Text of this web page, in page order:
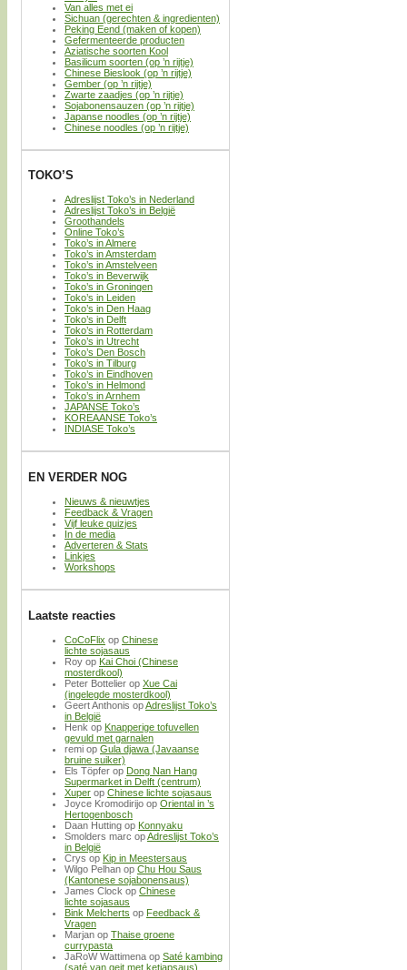
Van alles met ei
Sichuan (gerechten & ingredienten)
Peking Eend (maken of kopen)
Gefermenteerde producten
Aziatische soorten Kool
Basilicum soorten (op ’n rijtje)
Chinese Bieslook (op ’n rijtje)
Gember (op ’n rijtje)
Zwarte zaadjes (op ’n rijtje)
Sojabonensauzen (op ’n rijtje)
Japanse noodles (op ’n rijtje)
Chinese noodles (op ’n rijtje)
TOKO’S
Adreslijst Toko’s in Nederland
Adreslijst Toko’s in België
Groothandels
Online Toko’s
Toko’s in Almere
Toko’s in Amsterdam
Toko’s in Amstelveen
Toko’s in Beverwijk
Toko’s in Groningen
Toko’s in Leiden
Toko’s in Den Haag
Toko’s in Delft
Toko’s in Rotterdam
Toko’s in Utrecht
Toko’s Den Bosch
Toko’s in Tilburg
Toko’s in Eindhoven
Toko’s in Helmond
Toko’s in Arnhem
JAPANSE Toko’s
KOREAANSE Toko’s
INDIASE Toko’s
EN VERDER NOG
Nieuws & nieuwtjes
Feedback & Vragen
Vijf leuke quizjes
In de media
Adverteren & Stats
Linkjes
Workshops
Laatste reacties
CoCoFlix op Chinese
lichte sojasaus
Roy op Kai Choi (Chinese
mosterdkool)
Peter Bottelier op Xue Cai
(ingelegde mosterdkool)
Geert Anthonis opAdreslijst Toko’s
in België
Henk op Knapperige tofuvellen
gevuld met garnalen
remi op Gula djawa (Javaanse
bruine suiker)
Els Töpfer op Dong Nan Hang
Supermarket in Delft (centrum)
Xuper op Chinese lichte sojasaus
Joyce Kromodirijo op Oriental in ’s
Hertogenbosch
Daan Hutting op Konnyaku
Smolders marc opAdreslijst Toko’s
in België
Crys op Kip in Meestersaus
Wilgo Pelhan op Chu Hou Saus
(Kantonese sojabonensaus)
James Clock op Chinese
lichte sojasaus
Bink Melcherts op Feedback &
Vragen
Marjan op Thaise groene
currypasta
JaRoW Wattimena op Saté kambing
(saté van geit met ketjapsaus)